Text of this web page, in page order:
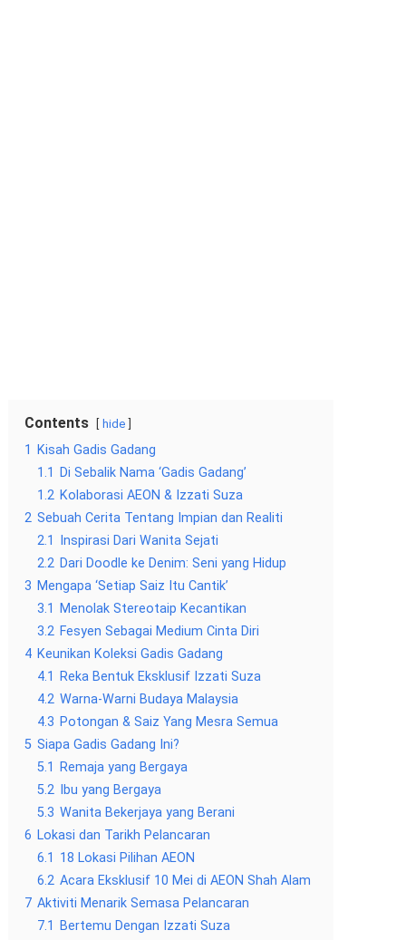
Contents hide
1
Kisah Gadis Gadang
1.1
Di Sebalik Nama ‘Gadis Gadang’
1.2 Kolaborasi AEON & Izzati Suza
2 Sebuah Cerita Tentang Impian dan Realiti
2.1
Inspirasi Dari Wanita Sejati
2.2 Dari Doodle ke Denim: Seni yang Hidup
3 Mengapa ‘Setiap Saiz Itu Cantik’
3.1
Menolak Stereotaip Kecantikan
3.2 Fesyen Sebagai Medium Cinta Diri
4 Keunikan Koleksi Gadis Gadang
4.1
Reka Bentuk Eksklusif Izzati Suza
4.2 Warna-Warni Budaya Malaysia
4.3 Potongan & Saiz Yang Mesra Semua
5 Siapa Gadis Gadang Ini?
5.1
Remaja yang Bergaya
5.2
Ibu yang Bergaya
5.3 Wanita Bekerjaya yang Berani
6 Lokasi dan Tarikh Pelancaran
6.1 18 Lokasi Pilihan AEON
6.2 Acara Eksklusif 10 Mei di AEON Shah Alam
7 Aktiviti Menarik Semasa Pelancaran
7.1
Bertemu Dengan Izzati Suza